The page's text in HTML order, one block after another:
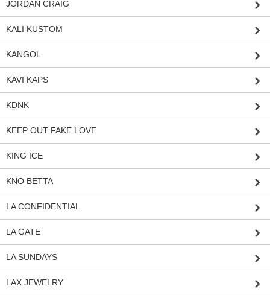
JORDAN CRAIG
KALI KUSTOM
KANGOL
KAVI KAPS
KDNK
KEEP OUT FAKE LOVE
KING ICE
KNO BETTA
LA CONFIDENTIAL
LA GATE
LA SUNDAYS
LAX JEWELRY